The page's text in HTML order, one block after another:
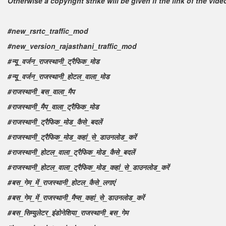
#new_rsrtc_traffic_mod
#new_version_rajasthani_traffic_mod
#न्यू_वर्जन_राजस्थानी_ट्रैफिक_मोड
#न्यू_वर्जन_राजस्थानी_होटल_वाला_मोड
#राजस्थानी_बस_वाला_मैप
#राजस्थानी_मैप_वाला_ट्रैफिक_मोड
#राजस्थानी_ट्रैफिक_मोड_कैसे_बदलें
#राजस्थानी_ट्रैफिक_मोड_कहां_से_डाउनलोड_करें
#राजस्थानी_होटल_वाला_ट्रैफिक_मोड_कैसे_बदलें
#राजस्थानी_होटल_वाला_ट्रैफिक_मोड_कहां_से_डाउनलोड_करें
#बस_गेम_में_राजस्थानी_होटल_कैसे_लगाएं
#बस_गेम_में_राजस्थानी_मैप्स_कहां_से_डाउनलोड_करें
#बस_सिम्युलेटर_इंडोनेशिया_राजस्थानी_बस_गेम